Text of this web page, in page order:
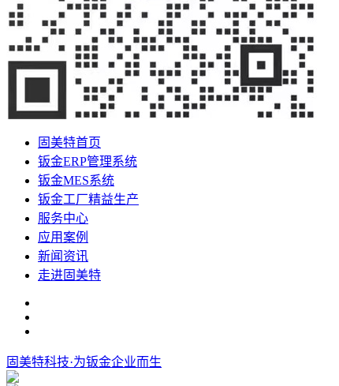
固美特首页
钣金ERP管理系统
钣金MES系统
钣金工厂精益生产
服务中心
应用案例
新闻资讯
走进固美特
固美特科技·为钣金企业而生